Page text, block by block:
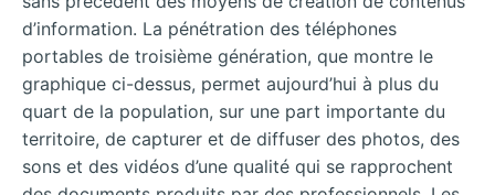
d’information. La pénétration des téléphones
portables de troisième génération, que montre le
graphique ci-dessus, permet aujourd’hui à plus du
quart de la population, sur une part importante du
territoire, de capturer et de diffuser des photos, des
sons et des vidéos d’une qualité qui se rapprochent